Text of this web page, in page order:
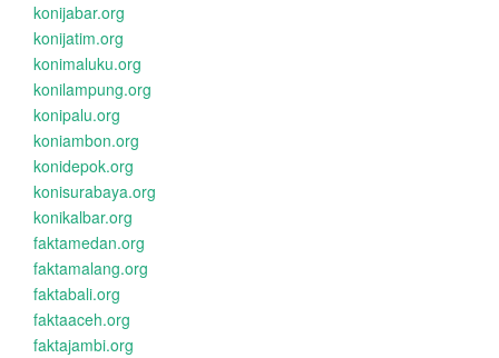
konijabar.org
konijatim.org
konimaluku.org
konilampung.org
konipalu.org
koniambon.org
konidepok.org
konisurabaya.org
konikalbar.org
faktamedan.org
faktamalang.org
faktabali.org
faktaaceh.org
faktajambi.org